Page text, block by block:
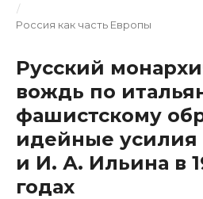
/
Россия как часть Европы
Русский
вождь по
фашистскому
идейные усилия
и И. А. Ильина в
годах